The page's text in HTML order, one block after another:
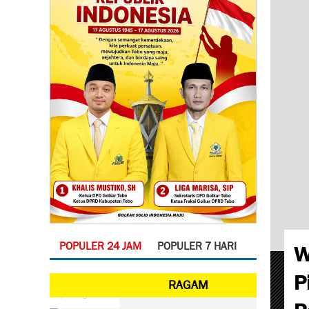
POPULER 24 JAM POPULER 7 HARI
RAGAM